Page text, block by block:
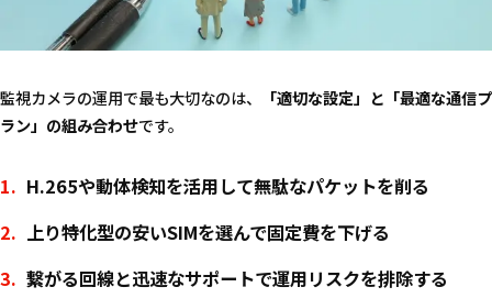
監視カメラの運用で最も大切なのは、
「適切な設定」と「最適な通信プ
ラン」の組み合わせです。
H.265や動体検知を活用して無駄なパケットを削る
上り特化型の安いSIMを選んで固定費を下げる
繋がる回線と迅速なサポートで運用リスクを排除する